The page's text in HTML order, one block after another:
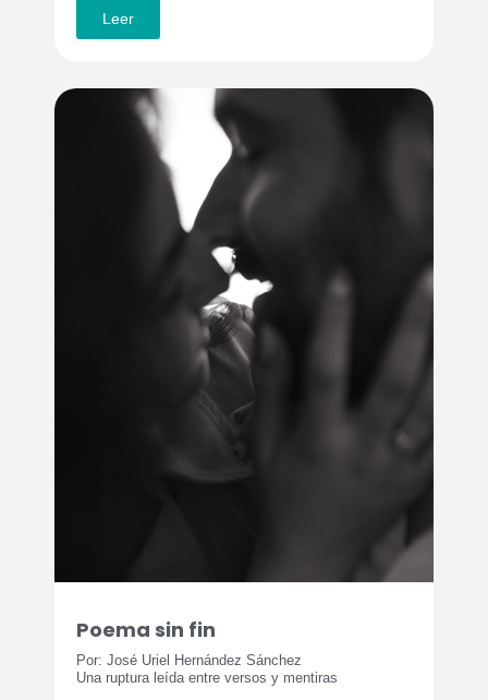
Leer
Poema sin fin
Por: José Uriel Hernández Sánchez
Una ruptura leída entre versos y mentiras